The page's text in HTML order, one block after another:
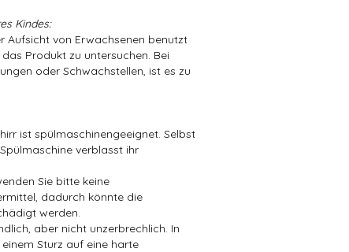
Kindes:
Aufsicht von Erwachsenen benutzt
Produkt zu untersuchen. Bei
oder Schwachstellen, ist es zu
ist spülmaschinengeeignet. Selbst
verblasst ihr
Sie bitte keine
dadurch könnte die
werden.
aber nicht unzerbrechlich. In
Sturz auf eine harte